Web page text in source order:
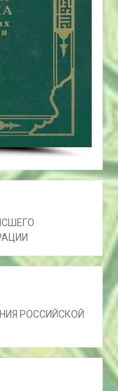
РОССИЙСКОЙ